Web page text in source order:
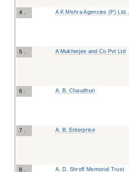
4 . A K Mishra Agencies (P)
5 . A Mukherjee and Co Pvt Ltd
6 . A. B. Chaudhuri
7 . A. B. Enterprise
8 . A. D. Shroff Memorial Trust